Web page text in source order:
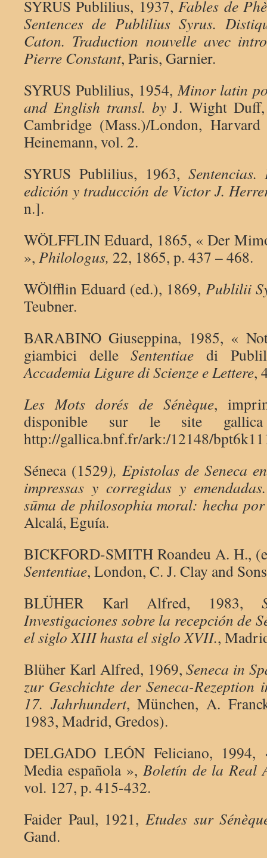
SYRUS Publilius, 1937,Fables de
Sentences de Publilius Syrus.
Caton. Traduction nouvelle avec
Pierre Constant, Paris, Garnier.
SYRUS Publilius, 1954,Minor latin
and English transl. by J. Wight
Cambridge (Mass.)/London,
Heinemann, vol. 2.
SYRUS Publilius, 1963,
edición y traducción de Victor J.
n.].
WÖLFFLIN Eduard, 1865, « Der
», Philologus, 22, 1865, p. 437 – 468.
WÖlfflin Eduard (ed.), 1869, Publilii
Teubner.
BARABINO Giuseppina, 1985, «
giambici delleSententiae di
Accademia Ligure di Scienze e Lettere,
Les Mots dorés de Sénèque,
disponible sur le site
http://gallica.bnf.fr/ark:/12148/
Séneca (1529), Epistolas de Seneca
impressas y corregidas y
sūma de philosophia moral: hecha
Alcalá, Eguía.
BICKFORD-SMITH Roandeu A. H.,
Sententiae, London, C. J. Clay and
BLÜHER Karl Alfred, 1983,
Investigaciones sobre la recepción de
el siglo XIII hasta el siglo XVII.,
Blüher Karl Alfred, 1969,Seneca in
zur Geschichte der Seneca-
17. Jahrhundert, München, A.
1983, Madrid, Gredos).
DELGADO LEÓN Feliciano, 1994,
Media española », Boletín de la Real
vol. 127, p. 415-432.
Faider Paul, 1921, Etudes sur
Gand.